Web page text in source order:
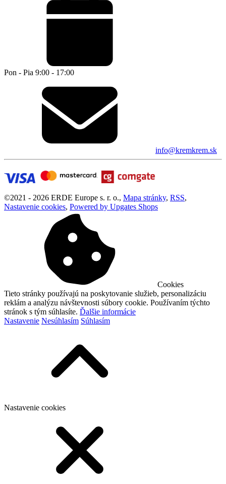
Pon - Pia 9:00 - 17:00
info@kremkrem.sk
©2021 - 2026 ERDE Europe s. r. o., Mapa stránky, RSS,
Nastavenie cookies, Powered by Upgates Shops
Cookies
Tieto stránky používajú na poskytovanie služieb, personalizáciu
reklám a analýzu návštevnosti súbory cookie. Používaním týchto
stránok s tým súhlasíte. Ďalšie informácie
Nastavenie Nesúhlasím Súhlasím
Nastavenie cookies